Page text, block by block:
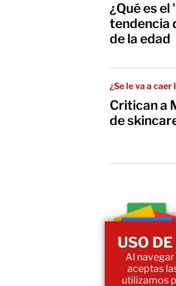
¿Qué es el
tendencia
de la edad
¿Se le va a caer
Critican a
de
USO
Al
aceptas
utilizamos